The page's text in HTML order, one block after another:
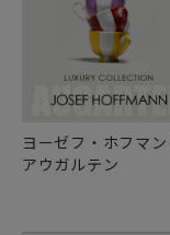
ヨーゼフ・ホフマン
アウガルテン